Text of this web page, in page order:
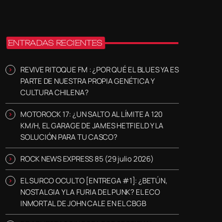
ENTRADAS RECIENTES
REVIVE RITOQUE FM : ¿POR QUÉ EL BLUES YA ES
PARTE DE NUESTRA PROPIA GENÉTICA Y
CULTURA CHILENA?
MOTOROCK 17: ¿UN SALTO AL LÍMITE A 120
KM/H, EL GARAGE DE JAMES HETFIELD Y LA
SOLUCIÓN PARA TU CASCO?
ROCK NEWS EXPRESS 85 (29 julio 2026)
EL SURCO OCULTO [ENTREGA #1]: ¿BETÚN,
NOSTALGIA Y LA FURIA DEL PUNK? EL ECO
INMORTAL DE JOHN CALE EN EL CBGB